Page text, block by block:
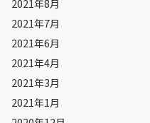
2021年8月
2021年7月
2021年6月
2021年4月
2021年3月
2021年1月